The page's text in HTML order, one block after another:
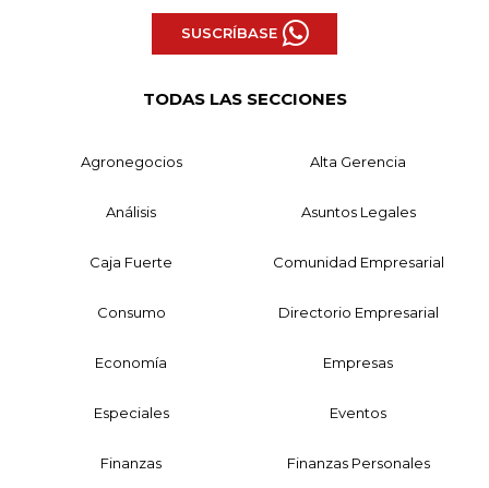
SUSCRÍBASE
TODAS LAS SECCIONES
Agronegocios Alta Gerencia
Análisis Asuntos Legales
Caja Fuerte Comunidad Empresarial
Consumo Directorio Empresarial
Economía Empresas
Especiales Eventos
Finanzas Finanzas Personales